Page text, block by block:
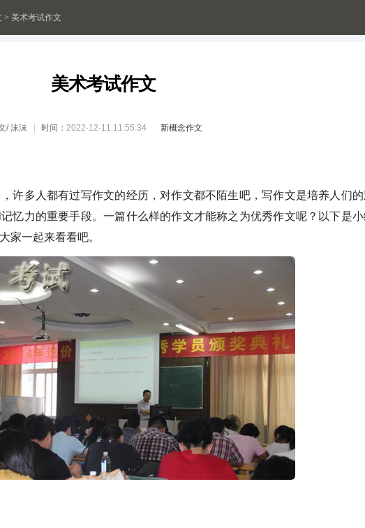
> 美术考试作文
美术考试作文
/沫沫 时间： 2022-12-11 11:55:34 新概念作文
多人都有过写作文的经历，对作文都不陌生吧，写作文是培养人们
忆力的重要手段。一篇什么样的作文才能称之为优秀作文呢？以下是
家一起来看看吧。